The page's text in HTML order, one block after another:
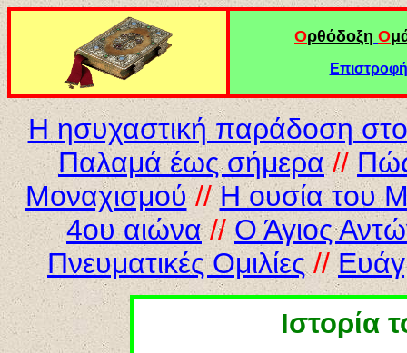
Ορθόδοξη Ο
Η ησυχαστική παράδοση
Παλαμά έως σήμερα// Π
Μοναχισμού//Η ουσία του
4ου αιώνα//Ο Άγιος
Πνευματικές Ομιλίες//
Ιστορία